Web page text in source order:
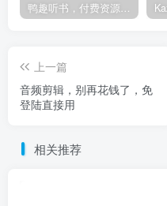
鸭趣听书，付费资源无限制，内置多书源
上一篇
音频剪辑，别再花钱了，免
登陆直接用
相关推荐